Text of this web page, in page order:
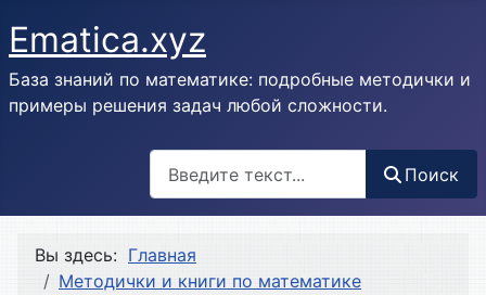
Ematica.xyz
База знаний по математике: подробные методички и
примеры решения задач любой сложности.
Поиск
Вы здесь: Главная
Методички и книги по математике